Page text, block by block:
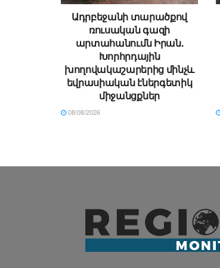
Ադրբեջանի տարածքով
ռուսական գազի
արտահանումն Իրան.
Խորհրդային
խողովակաշարերից մինչև
եվրասիական էներգետիկ
միջանցքներ
08/08/2026